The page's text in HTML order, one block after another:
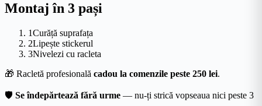
Montaj în 3 pași
1Curăță suprafața
2Lipește stickerul
3Nivelezi cu racleta
🎁 Racletă profesională cadou la comenzile peste 250 lei.
🛡 Se îndepărtează fără urme — nu-ți strică vopseaua nici peste 3